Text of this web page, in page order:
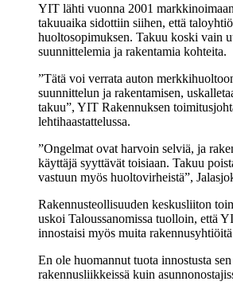
YIT lähti vuonna 2001
takuuaika sidottiin siihen, että
huoltosopimuksen. Takuu koski vain
suunnittelemia ja rakentamia kohteita.
”Tätä voi verrata auton
suunnittelun ja rakentamisen,
takuu”, YIT Rakennuksen
lehtihaastattelussa.
”Ongelmat ovat harvoin selviä, ja
käyttäjä syyttävät toisiaan. Takuu
vastuun myös huoltovirheistä”,
Rakennusteollisuuden keskusliiton
uskoi Taloussanomissa tuolloin, että
innostaisi myös muita
En ole huomannut tuota innostusta
rakennusliikkeissä kuin